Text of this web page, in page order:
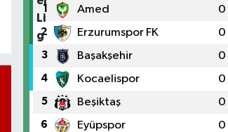
1 Amed 0
2 Erzurumspor FK 0
3 Başakşehir 0
4 Kocaelispor 0
5 Beşiktaş 0
6 Eyüpspor 0